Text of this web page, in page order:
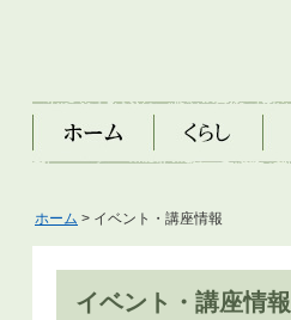
ホーム くらし 防
ホーム > イベント・講座情報
イベント・講座情報